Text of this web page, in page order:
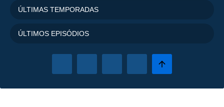
ÚLTIMAS TEMPORADAS
ÚLTIMOS EPISÓDIOS